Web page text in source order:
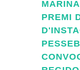
PREMI